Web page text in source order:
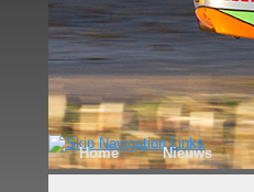
Home Nieuws